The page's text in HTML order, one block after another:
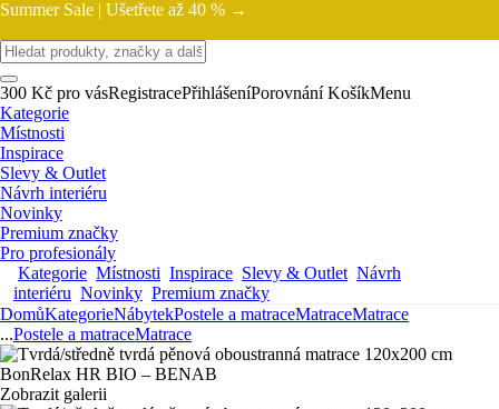
Summer Sale | Ušetřete až 40 % →
300 Kč pro vásRegistracePřihlášeníPorovnání KošíkMenu
Kategorie
Místnosti
Inspirace
Slevy & Outlet
Návrh interiéru
Novinky
Premium značky
Pro profesionály
Kategorie Místnosti Inspirace Slevy & Outlet Návrh
interiéru Novinky Premium značky
DomůKategorieNábytekPostele a matraceMatraceMatrace
...Postele a matraceMatrace
Zobrazit galerii